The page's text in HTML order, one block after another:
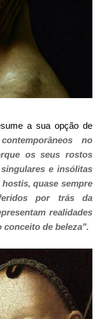
a sua opção de
no
os seus rostos
e insólitas
quase sempre
por trás da
realidades
conceito de beleza".